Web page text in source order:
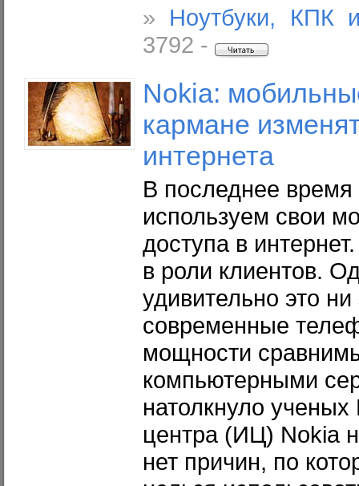
» Ноутбуки, КПК
3792 -
Nokia:
кармане
интернета
В последнее
используем свои
доступа в
в роли клиентов.
удивительно это ни
современные
мощности
компьютерными
натолкнуло ученых
центра (ИЦ) Nokia
нет причин, по